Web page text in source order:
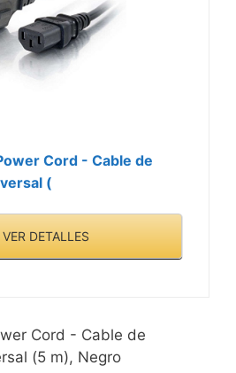
Cord - Cable de
(
VER DETALLES
Cord - Cable de
(5 m), Negro